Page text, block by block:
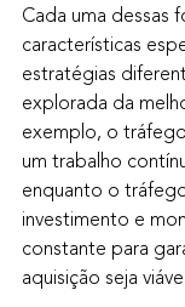
Cada uma dessas
características
estratégias
explorada da
exemplo, o
um trabalho
enquanto o
investimento e
constante para
aquisição seja